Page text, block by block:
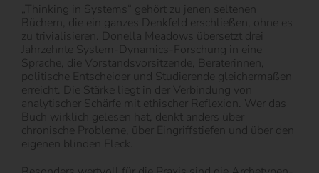
„Thinking in Systems“ gehört zu jenen seltenen
Büchern, die ein ganzes Denkfeld erschließen, ohne es
zu trivialisieren. Donella Meadows übersetzt drei
Jahrzehnte System-Dynamics-Forschung in eine
Sprache, die Vorstandsvorsitzende, Beraterinnen,
politische Entscheider und Studierende gleichermaßen
erreicht. Die Stärke liegt in der Verbindung von
analytischer Schärfe mit ethischer Reflexion. Wer das
Buch wirklich gelesen hat, denkt anders über
chronische Probleme, über Eingriffstiefen und über den
eigenen blinden Fleck.